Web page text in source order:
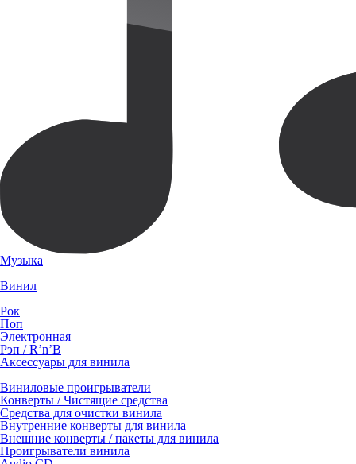
Музыка
Винил
Рок
Поп
Электронная
Рэп / R’n’B
Аксессуары для винила
Виниловые проигрыватели
Конверты / Чистящие средства
Средства для очистки винила
Внутренние конверты для винила
Внешние конверты / пакеты для винила
Проигрыватели винила